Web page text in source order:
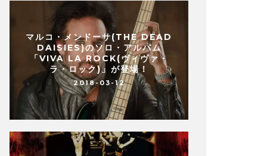
マルコ・メンドーサ(THE DEAD
DAISIES)のソロ・アルバム
「VIVA LA ROCK(ヴィヴァ・
ラ・ロック)」が登場！
2018-03-12